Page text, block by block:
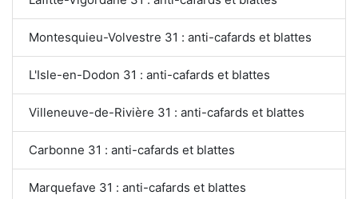
Montesquieu-Volvestre 31 : anti-cafards et blattes
L'Isle-en-Dodon 31 : anti-cafards et blattes
Villeneuve-de-Rivière 31 : anti-cafards et blattes
Carbonne 31 : anti-cafards et blattes
Marquefave 31 : anti-cafards et blattes